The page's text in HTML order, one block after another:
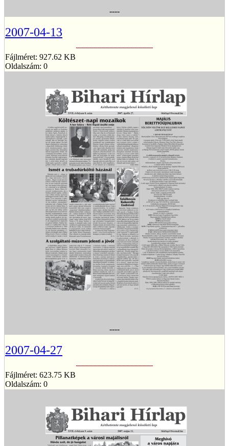
----
2007-04-13
Fájlméret: 927.62 KB
Oldalszám: 0
----
2007-04-27
Fájlméret: 623.75 KB
Oldalszám: 0